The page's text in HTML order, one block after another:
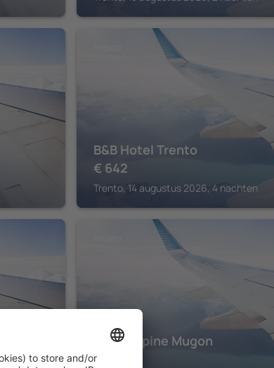
B&B Hotel Trento
€ 642
Trento, 14 augustus 2026, 4 nachten
Hotel Alpine Mugon
€